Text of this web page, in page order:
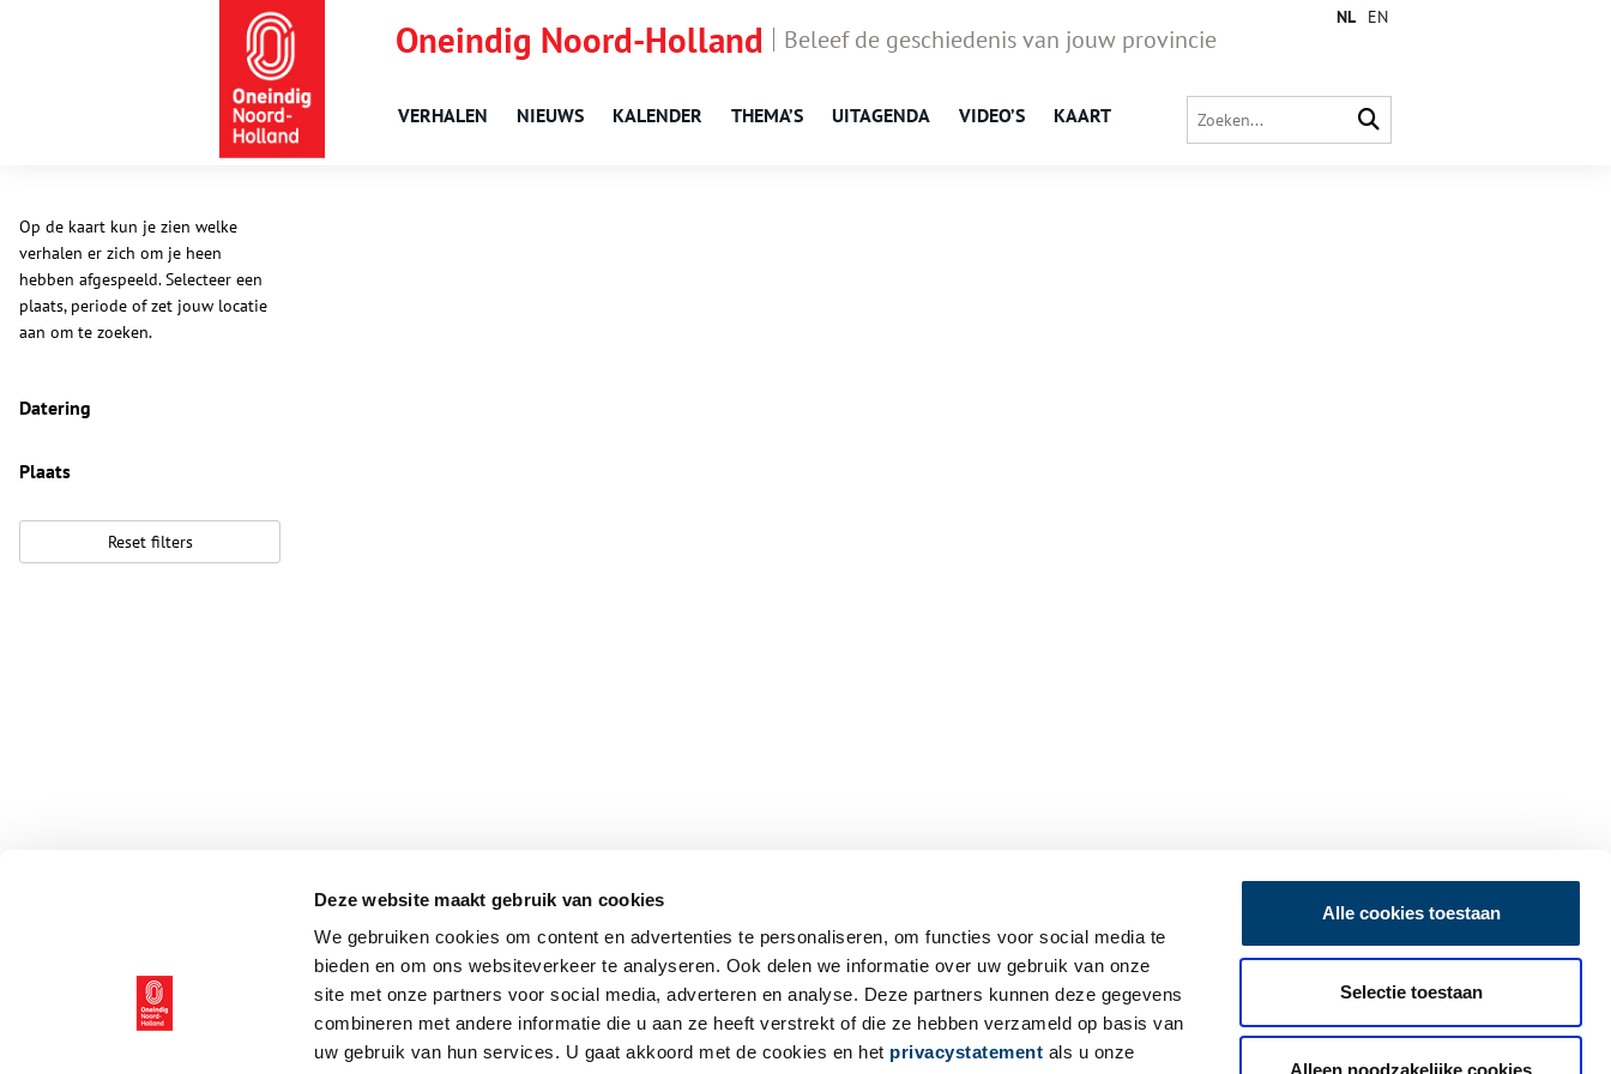
Deze website maakt gebruik van cookies
We gebruiken cookies om content en advertenties te personaliseren, om functies voor social media te
bieden en om ons websiteverkeer te analyseren. Ook delen we informatie over uw gebruik van onze
site met onze partners voor social media, adverteren en analyse. Deze partners kunnen deze gegevens
combineren met andere informatie die u aan ze heeft verstrekt of die ze hebben verzameld op basis van
uw gebruik van hun services. U gaat akkoord met de cookies en het privacystatement als u onze
Alle cookies toestaan
Selectie toestaan
Alleen noodzakelijke cookies
Oneindig Noord-Holland Beleef de geschiedenis van jouw provincie
VERHALEN NIEUWS KALENDER THEMA’S UITAGENDA VIDEO’S KAART
NL EN
Op de kaart kun je zien welke
verhalen er zich om je heen
hebben afgespeeld. Selecteer een
plaats, periode of zet jouw locatie
aan om te zoeken.
Datering
Plaats
Reset filters